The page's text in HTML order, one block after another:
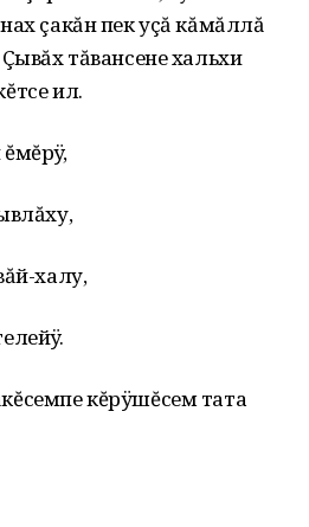
çакăн пек уçă кăмăллă
тăвансене хальхи
ил.
халу,
кĕрÿшĕсем тата